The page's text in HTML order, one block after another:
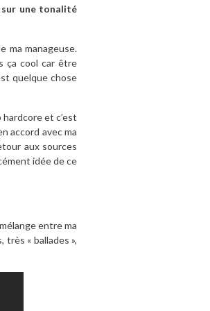
sur une tonalité
ma manageuse.
ça cool car être
quelque chose
hardcore et c’est
accord avec ma
aux sources
idée de ce
entre ma
« ballades »,